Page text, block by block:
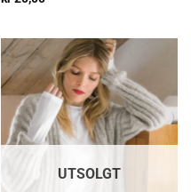
UTSOLGT